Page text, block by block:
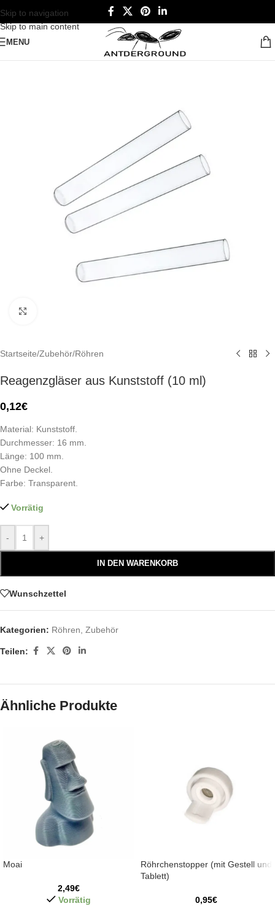
Skip to navigation
Skip to main content
MENU
Startseite/Zubehör/Röhren
Reagenzgläser aus Kunststoff (10 ml)
0,12€
Material: Kunststoff.
Durchmesser: 16 mm.
Länge: 100 mm.
Ohne Deckel.
Farbe: Transparent.
Vorrätig
- +
IN DEN WARENKORB
Wunschzettel
Kategorien: Röhren, Zubehör
Teilen:
Ähnliche Produkte
Moai
2,49€
Vorrätig
Röhrchenstopper (mit Gestell und
Tablett)
0,95€